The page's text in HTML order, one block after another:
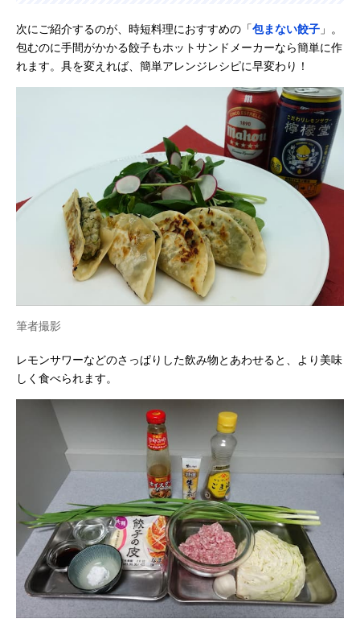
次にご紹介するのが、時短料理におすすめの「包まない餃子 」。
包むのに手間がかかる餃子もホットサンドメーカーなら簡単に作
れます。具を変えれば、簡単アレンジレシピに早変わり！
筆者撮影
レモンサワーなどのさっぱりした飲み物とあわせると、より美味
しく食べられます。